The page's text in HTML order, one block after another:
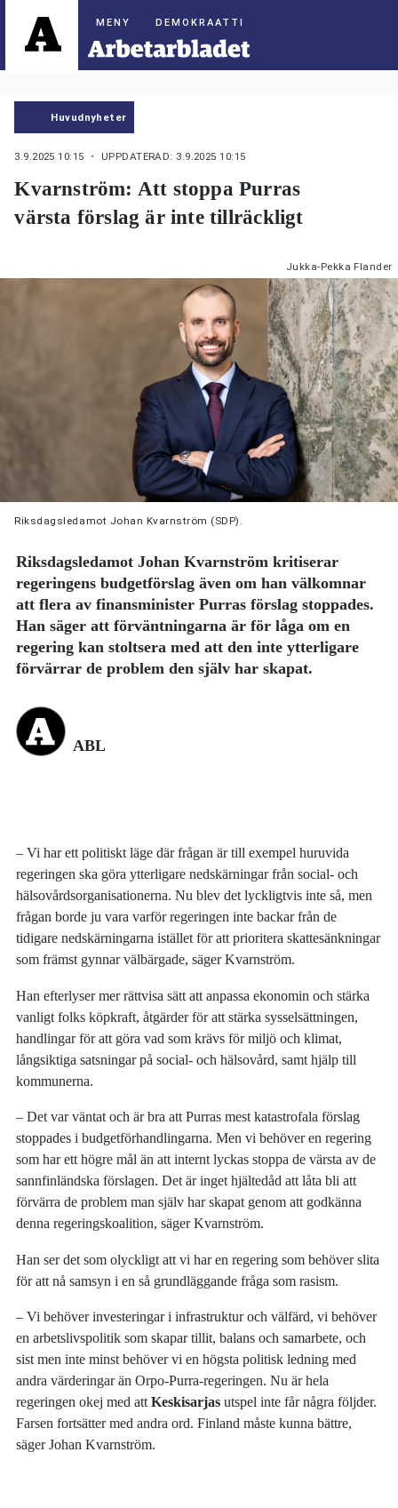
DEMOKRAATTI
Huvudnyheter
3.9.2025 10:15 ・ UPPDATERAD: 3.9.2025 10:15
Kvarnström: Att stoppa Purras
värsta förslag är inte tillräckligt
Jukka-Pekka Flander
Riksdagsledamot Johan Kvarnström (SDP).
Riksdagsledamot Johan Kvarnström kritiserar
regeringens budgetförslag även om han välkomnar
att flera av finansminister Purras förslag stoppades.
Han säger att förväntningarna är för låga om en
regering kan stoltsera med att den inte ytterligare
förvärrar de problem den själv har skapat.
ABL
– Vi har ett politiskt läge där frågan är till exempel huruvida
regeringen ska göra ytterligare nedskärningar från social- och
hälsovårdsorganisationerna. Nu blev det lyckligtvis inte så, men
frågan borde ju vara varför regeringen inte backar från de
tidigare nedskärningarna istället för att prioritera skattesänkningar
som främst gynnar välbärgade, säger Kvarnström.
Han efterlyser mer rättvisa sätt att anpassa ekonomin och stärka
vanligt folks köpkraft, åtgärder för att stärka sysselsättningen,
handlingar för att göra vad som krävs för miljö och klimat,
långsiktiga satsningar på social- och hälsovård, samt hjälp till
kommunerna.
– Det var väntat och är bra att Purras mest katastrofala förslag
stoppades i budgetförhandlingarna. Men vi behöver en regering
som har ett högre mål än att internt lyckas stoppa de värsta av de
sannfinländska förslagen. Det är inget hjältedåd att låta bli att
förvärra de problem man själv har skapat genom att godkänna
denna regeringskoalition, säger Kvarnström.
Han ser det som olyckligt att vi har en regering som behöver slita
för att nå samsyn i en så grundläggande fråga som rasism.
– Vi behöver investeringar i infrastruktur och välfärd, vi behöver
en arbetslivspolitik som skapar tillit, balans och samarbete, och
sist men inte minst behöver vi en högsta politisk ledning med
andra värderingar än Orpo-Purra-regeringen. Nu är hela
regeringen okej med attKeskisarjas utspel inte får några följder.
Farsen fortsätter med andra ord. Finland måste kunna bättre,
säger Johan Kvarnström.